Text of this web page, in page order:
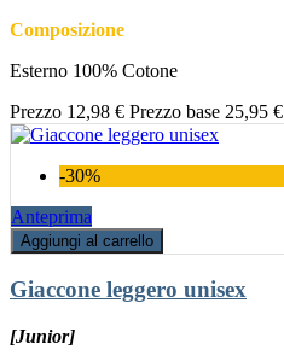
Composizione
Esterno 100% Cotone
Prezzo 12,98 € Prezzo base 25,95 €
-30%
Anteprima
Aggiungi al carrello
Giaccone leggero unisex
[Junior]